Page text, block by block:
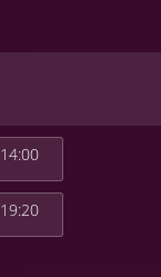
14:00
19:20